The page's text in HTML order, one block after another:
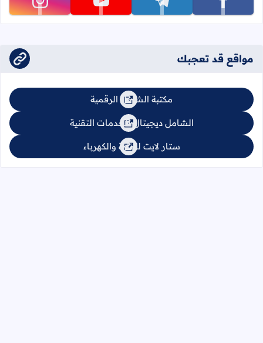
تابعنا على facebook تابعنا على telegram تابعنا على youtube تابعنا على instagram
مواقع قد تعجبك
مكتبة الشامل الرقمية
الشامل ديجيتال للخدمات التقنية
ستار لايت للإنارة والكهرباء